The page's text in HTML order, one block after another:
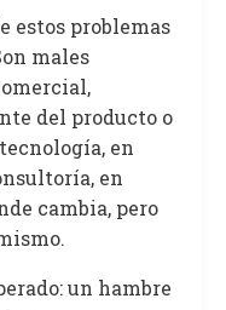
estos problemas
males
del producto o
en
en
cambia, pero
un hambre